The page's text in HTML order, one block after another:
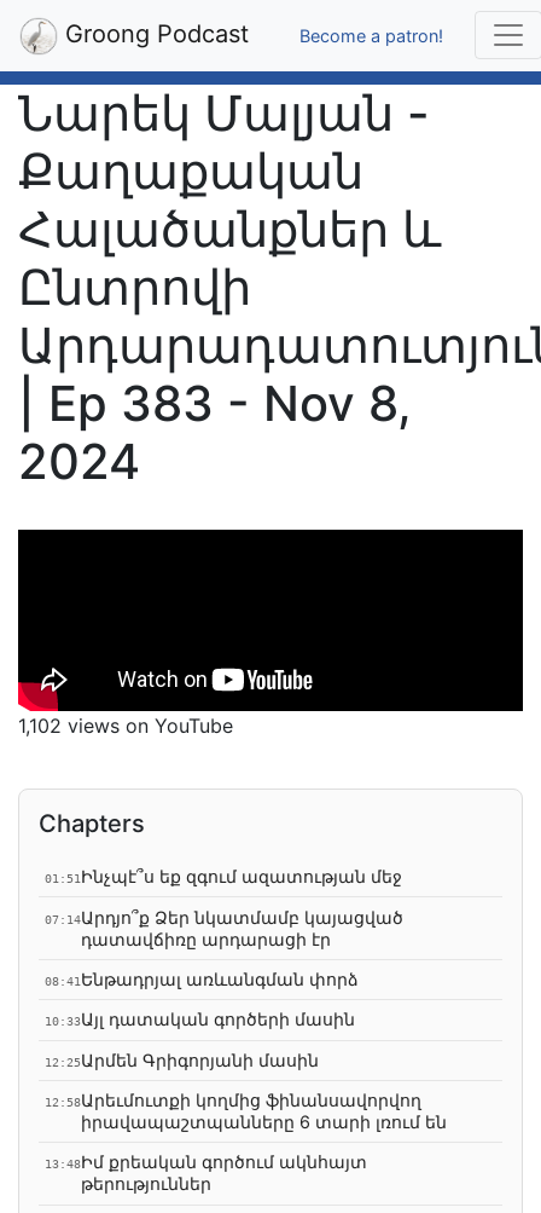
Groong Podcast Become a patron!
Նարեկ Մալյան -
Քաղաքական
Հալածանքներ և
Ընտրովի
| Ep 383 - Nov 8,
2024
1,102 views on YouTube
Chapters
01:51 Ինչպէ՞ս եք զգում ազատության մեջ
07:14Արդյո՞ք Ձեր նկատմամբ կայացված
դատավճիռը արդարացի էր
08:41 Ենթադրյալ առևանգման փորձ
10:33Այլ դատական գործերի մասին
12:25Արմեն Գրիգորյանի մասին
12:58Արեւմուտքի կողմից ֆինանսավորվող
իրավապաշտպանները 6 տարի լռում են
13:48Իմ քրեական գործում ակնհայտ
թերություններ